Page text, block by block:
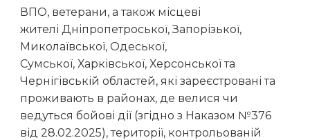
ВПО, ветерани, а також місцеві
жителі Дніпропетроської, Запорізької,
Миколаївської, Одеської,
Сумської, Харківської, Херсонської та
Чернігівській областей, які зареєстровані та
проживають в районах, де велися чи
ведуться бойові дії (згідно з Наказом №376
від 28.02.2025), території, контрольованій